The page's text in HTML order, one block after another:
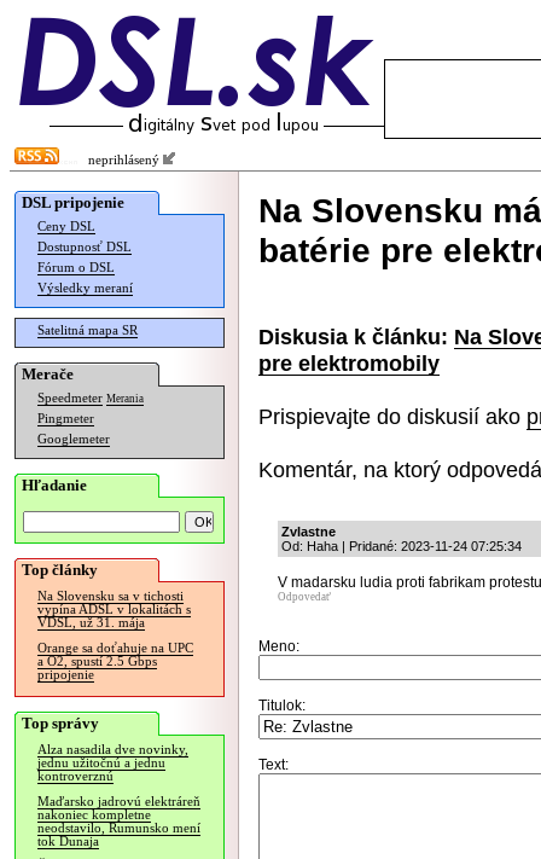
neprihlásený
DSL pripojenie
Ceny DSL
Dostupnosť DSL
Fórum o DSL
Výsledky meraní
Satelitná mapa SR
Merače
Speedmeter Merania
Pingmeter
Googlemeter
Hľadanie
Top články
Na Slovensku sa v tichosti
vypína ADSL v lokalitách s
VDSL, už 31. mája
Orange sa doťahuje na UPC
a O2, spustí 2.5 Gbps
pripojenie
Top správy
Alza nasadila dve novinky,
jednu užitočnú a jednu
kontroverznú
Maďarsko jadrovú elektráreň
nakoniec kompletne
neodstavilo, Rumunsko mení
tok Dunaja
Na Slovensku
batérie pre
Diskusia k článku: Na
pre elektromobily
Prispievajte do diskusií ako
Komentár, na ktorý
Zvlastne
Od: Haha | Pridané: 2023-11-24 07:25:34
V madarsku ludia proti fabrikam
Odpovedať
Meno:
Titulok:
Text: